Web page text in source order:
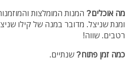
מה אוכלים? המנות המומלצות
ומנת שניצל. מדובר במנה של קילו
רטבים. שווה!
כמה זמן פתוח? שנתיים.